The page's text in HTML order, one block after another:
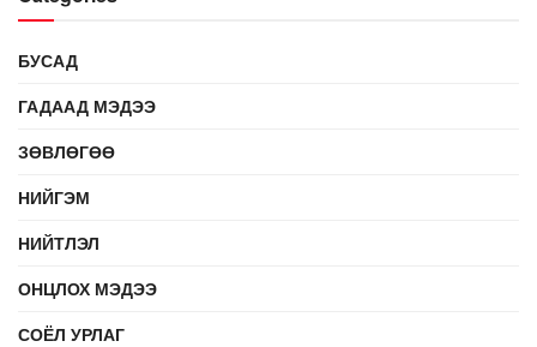
БУСАД
ГАДААД МЭДЭЭ
ЗӨВЛӨГӨӨ
НИЙГЭМ
НИЙТЛЭЛ
ОНЦЛОХ МЭДЭЭ
СОЁЛ УРЛАГ